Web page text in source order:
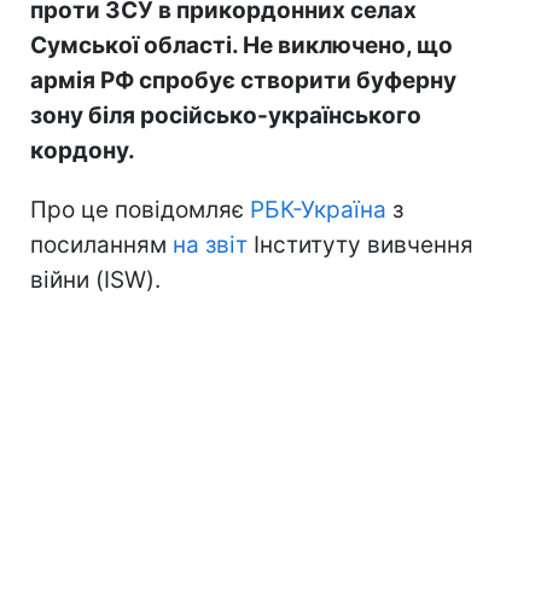
проти ЗСУ в прикордонних селах
Сумської області. Не виключено, що
армія РФ спробує створити буферну
зону біля російсько-українського
кордону.
Про це повідомляє РБК-Україна з
посиланням на звіт Інституту вивчення
війни (ISW).